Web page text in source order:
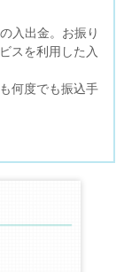
入出金。お振り
スを利用した入
何度でも振込手